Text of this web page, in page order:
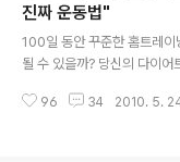
러중에 왜 이 색을 썼을까? 하
한 답변은 없습니다 ^^ 우리
만, 아이들은 이 장에서 몇 초
놀다 지쳐서 벌어진 에피소드
진짜 운동법"
100일 동안 꾸준한 홈트레이
될 수 있을까? 당신의 다이어
누에의 효능과 남성의 갱년기
96 34 2010. 5.